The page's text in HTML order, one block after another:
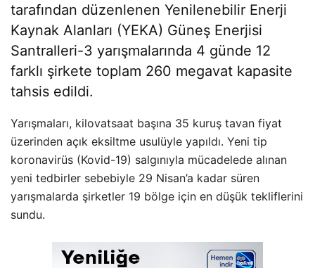
tarafından düzenlenen Yenilenebilir Enerji
Kaynak Alanları (YEKA) Güneş Enerjisi
Santralleri-3 yarışmalarında 4 günde 12
farklı şirkete toplam 260 megavat kapasite
tahsis edildi.
Yarışmaları, kilovatsaat başına 35 kuruş tavan fiyat
üzerinden açık eksiltme usulüyle yapıldı. Yeni tip
koronavirüs (Kovid-19) salgınıyla mücadelede alınan
yeni tedbirler sebebiyle 29 Nisan’a kadar süren
yarışmalarda şirketler 19 bölge için en düşük tekliflerini
sundu.